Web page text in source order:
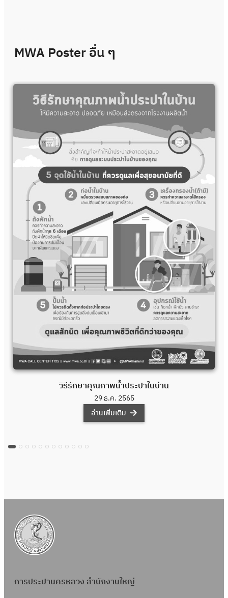
MWA Posterอื่น ๆ
วิธีรักษาคุณภาพน้ำประปาในบ้าน
29 ธ.ค. 2565
อ่านเพิ่มเติม
การประปานครหลวง สำนักงานใหญ่